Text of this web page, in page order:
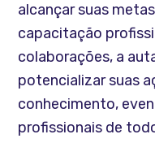
alcançar suas
capacitação
colaborações, a
potencializar suas
conhecimento,
profissionais de